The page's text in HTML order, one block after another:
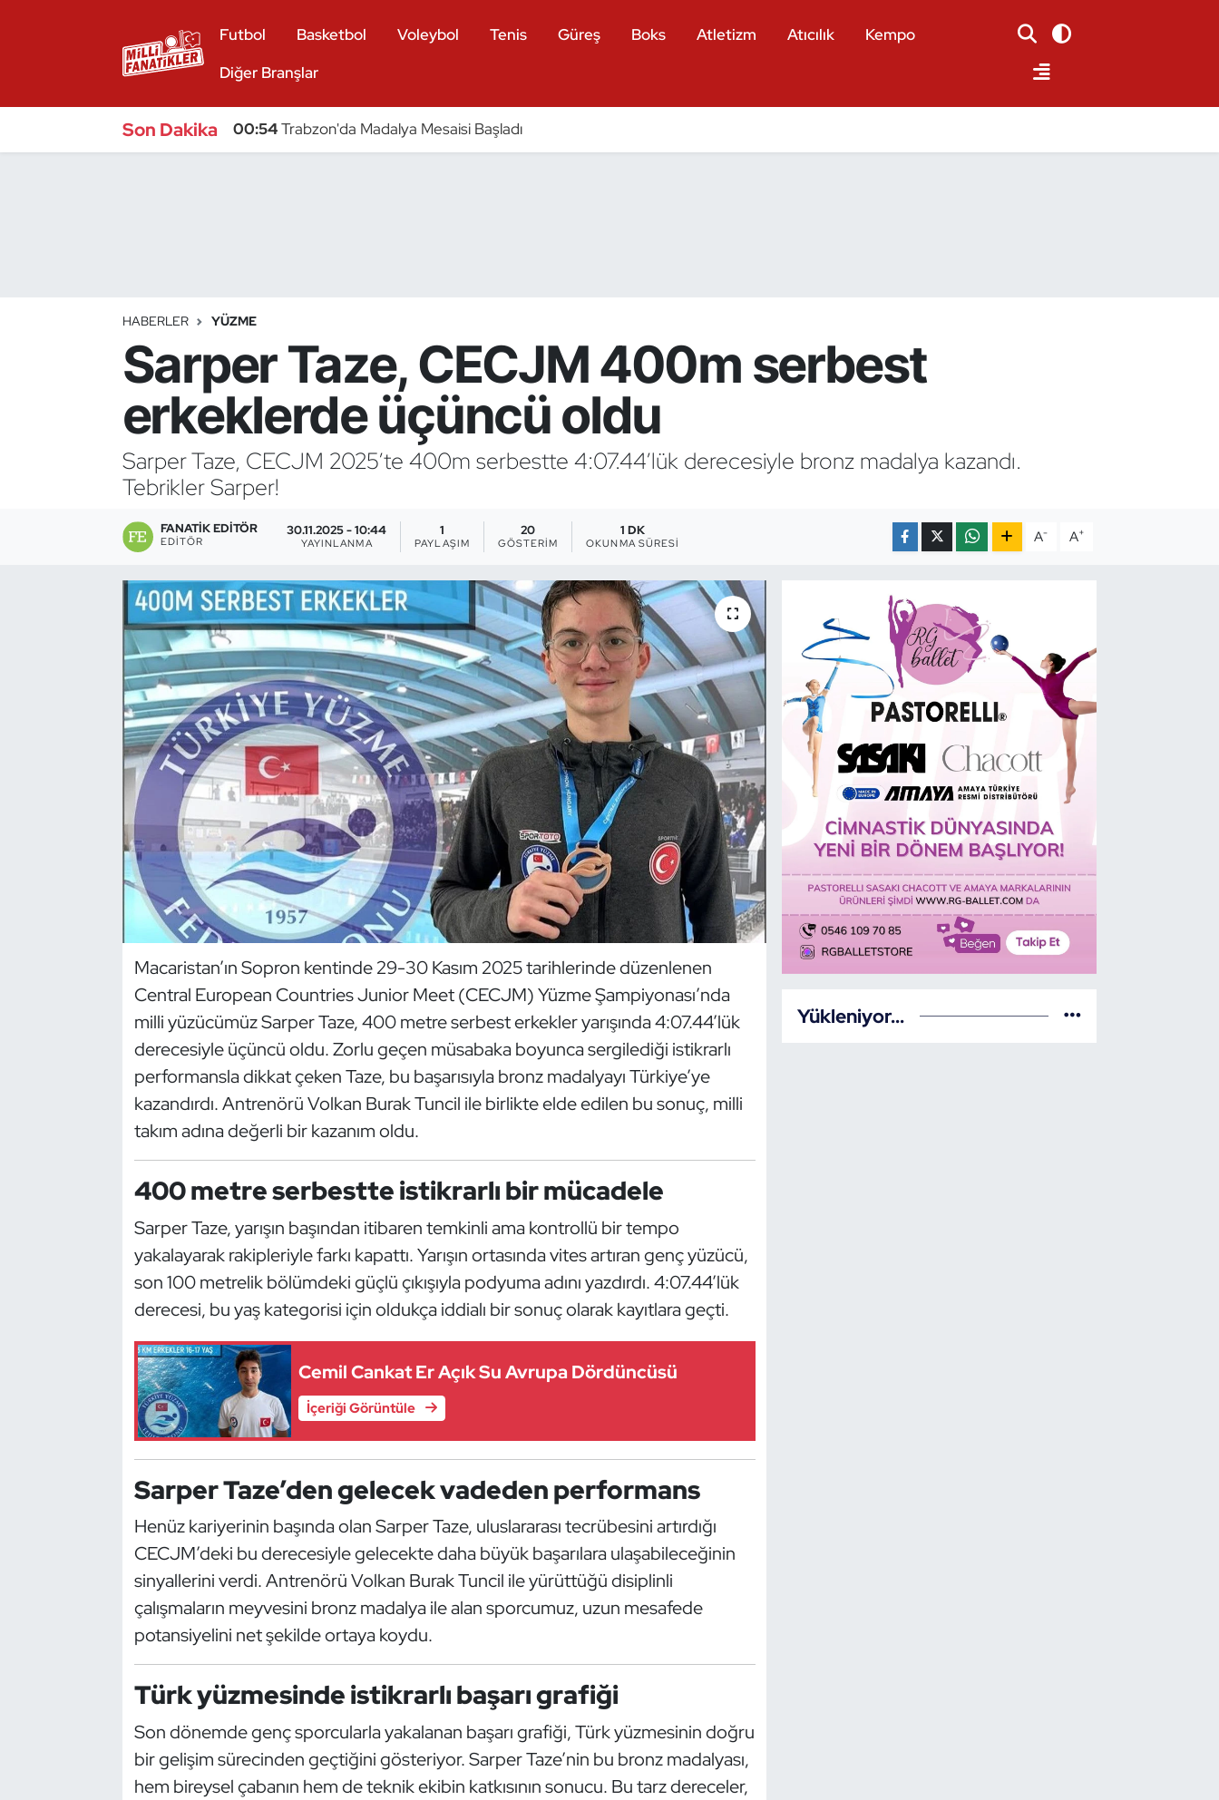
Futbol Basketbol Voleybol Tenis Güreş Boks Atletizm Atıcılık
Kempo
Diğer Branşlar
Son Dakika 00:54Trabzon'da Madalya Mesaisi Başladı
HABERLER YÜZME
Sarper Taze, CECJM 400m serbest
erkeklerde üçüncü oldu
Sarper Taze, CECJM 2025’te 400m serbestte 4:07.44’lük derecesiyle bronz madalya kazandı.
Tebrikler Sarper!
FANATIK EDITÖR
EDITÖR
30.11.2025 - 10:44
YAYINLANMA
1
PAYLAŞIM
20
GÖSTERIM
1 DK
OKUNMA SÜRESI A- A+
Macaristan’ın Sopron kentinde 29-30 Kasım 2025 tarihlerinde düzenlenen
Central European Countries Junior Meet (CECJM) Yüzme Şampiyonası’nda
milli yüzücümüz Sarper Taze, 400 metre serbest erkekler yarışında 4:07.44’lük
derecesiyle üçüncü oldu. Zorlu geçen müsabaka boyunca sergilediği istikrarlı
performansla dikkat çeken Taze, bu başarısıyla bronz madalyayı Türkiye’ye
kazandırdı. Antrenörü Volkan Burak Tuncil ile birlikte elde edilen bu sonuç, milli
takım adına değerli bir kazanım oldu.
400 metre serbestte istikrarlı bir mücadele
Sarper Taze, yarışın başından itibaren temkinli ama kontrollü bir tempo
yakalayarak rakipleriyle farkı kapattı. Yarışın ortasında vites artıran genç yüzücü,
son 100 metrelik bölümdeki güçlü çıkışıyla podyuma adını yazdırdı. 4:07.44’lük
derecesi, bu yaş kategorisi için oldukça iddialı bir sonuç olarak kayıtlara geçti.
Cemil Cankat Er Açık Su Avrupa Dördüncüsü
İçeriği Görüntüle
Sarper Taze’den gelecek vadeden performans
Henüz kariyerinin başında olan Sarper Taze, uluslararası tecrübesini artırdığı
CECJM’deki bu derecesiyle gelecekte daha büyük başarılara ulaşabileceğinin
sinyallerini verdi. Antrenörü Volkan Burak Tuncil ile yürüttüğü disiplinli
çalışmaların meyvesini bronz madalya ile alan sporcumuz, uzun mesafede
potansiyelini net şekilde ortaya koydu.
Türk yüzmesinde istikrarlı başarı grafiği
Son dönemde genç sporcularla yakalanan başarı grafiği, Türk yüzmesinin doğru
bir gelişim sürecinden geçtiğini gösteriyor. Sarper Taze’nin bu bronz madalyası,
hem bireysel çabanın hem de teknik ekibin katkısının sonucu. Bu tarz dereceler,
Yükleniyor...
Bocce Bowling Dart
Buz Hokeyi
Buz Pateni
Çim Hokeyi
Dans Sporları
Dövüş Sanatı
Hava Sporları
İşitme Engelli Sporcular
Judo ve Kuraş
Kano ve Rafting